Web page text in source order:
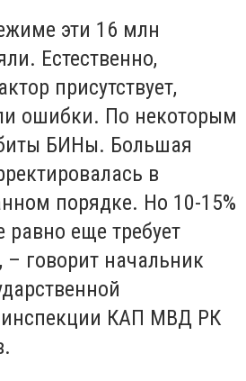
эти 16 млн
Естественно,
присутствует,
ошибки. По некоторым
БИНы. Большая
в
порядке. Но 10-15%
еще требует
– говорит начальник
инспекции КАП МВД РК